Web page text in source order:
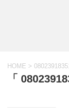
HOME >
「